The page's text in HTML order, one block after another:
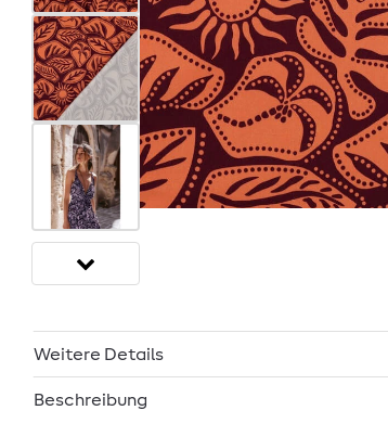
Weitere Details
Beschreibung